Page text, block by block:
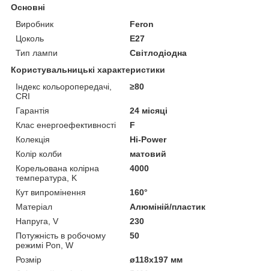
Основні
Виробник
Feron
Цоколь
E27
Тип лампи
Світлодіодна
Користувальницькі характеристики
Індекс кольоропередачі,
CRI
≥80
Гарантія
24 місяці
Клас енергоефективності
F
Колекція
Hi-Power
Колір колби
матовий
Корельована колірна
температура, K
4000
Кут випромінення
160°
Матеріал
Алюміній/пластик
Напруга, V
230
Потужність в робочому
режимі Pon, W
50
Розмір
ø118х197 мм